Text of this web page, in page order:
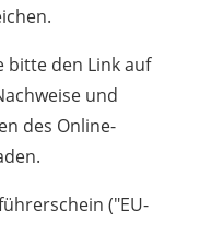
bitte den Link auf
und
des Online-
("EU-